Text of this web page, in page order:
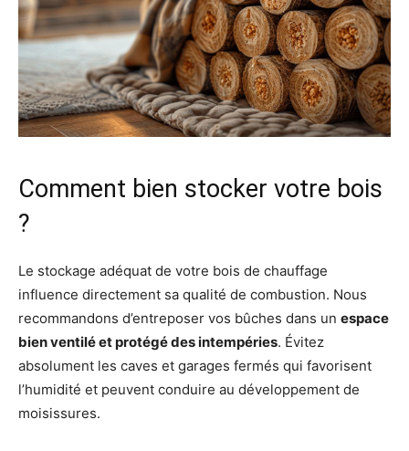
Comment bien stocker votre bois
?
Le stockage adéquat de votre bois de chauffage
influence directement sa qualité de combustion. Nous
recommandons d’entreposer vos bûches dans un espace
bien ventilé et protégé des intempéries. Évitez
absolument les caves et garages fermés qui favorisent
l’humidité et peuvent conduire au développement de
moisissures.